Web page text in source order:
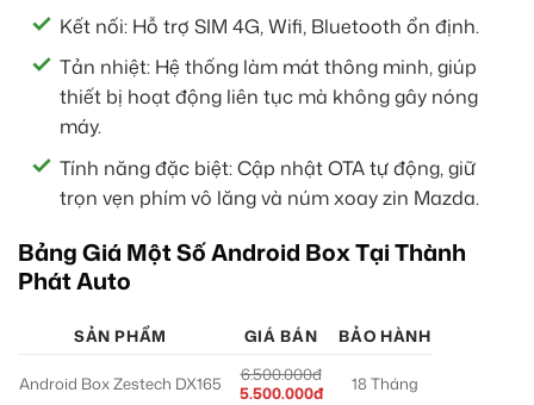
Kết nối: Hỗ trợ SIM 4G, Wifi, Bluetooth ổn định.
Tản nhiệt: Hệ thống làm mát thông minh, giúp
thiết bị hoạt động liên tục mà không gây nóng
máy.
Tính năng đặc biệt: Cập nhật OTA tự động, giữ
trọn vẹn phím vô lăng và núm xoay zin Mazda.
Bảng Giá Một Số Android Box Tại Thành
Phát Auto
SẢN PHẨM GIÁ BÁN BẢO HÀNH
Android Box Zestech DX165
6.500.000đ
5.500.000đ
18 Tháng